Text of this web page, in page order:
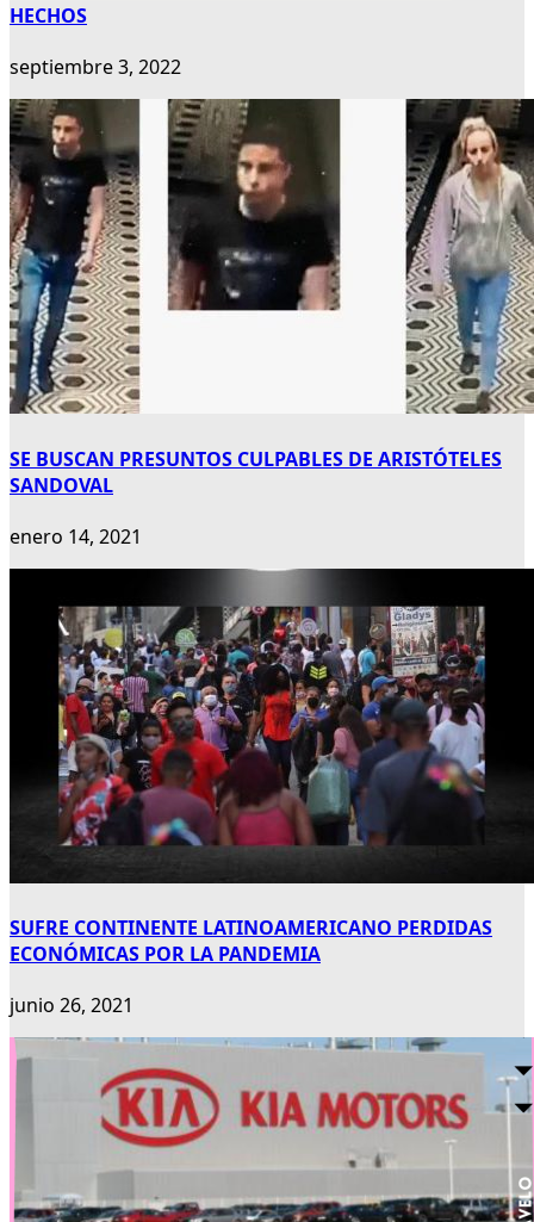
HECHOS
septiembre 3, 2022
SE BUSCAN PRESUNTOS CULPABLES DE ARISTÓTELES
SANDOVAL
enero 14, 2021
SUFRE CONTINENTE LATINOAMERICANO PERDIDAS
ECONÓMICAS POR LA PANDEMIA
junio 26, 2021